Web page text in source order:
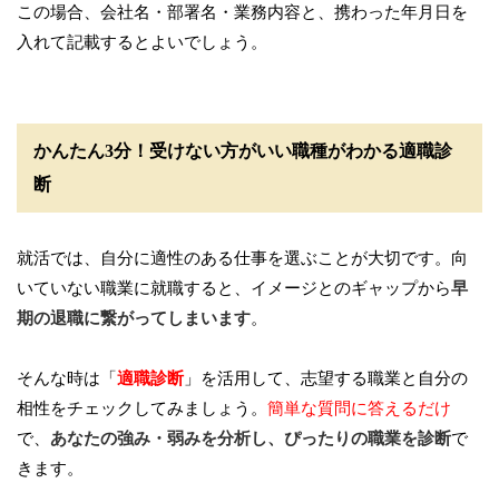
この場合、会社名・部署名・業務内容と、携わった年月日を
入れて記載するとよいでしょう。
かんたん3分！受けない方がいい職種がわかる適職診
断
就活では、自分に適性のある仕事を選ぶことが大切です。向
いていない職業に就職すると、イメージとのギャップから早
期の退職に繋がってしまいます。
そんな時は「適職診断」を活用して、志望する職業と自分の
相性をチェックしてみましょう。 簡単な質問に答えるだけ
で、 あなたの強み・弱みを分析し、ぴったりの職業を診断で
きます。